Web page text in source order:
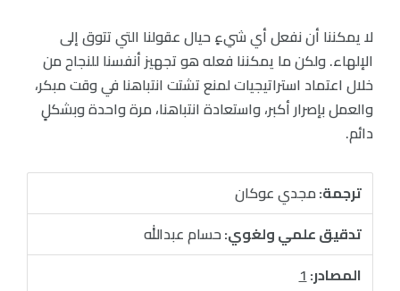
لا يمكننا أن نفعل أي شيءٍ حيال عقولنا التي تتوق إلى
الإلهاء. ولكن ما يمكننا فعله هو تجهيز أنفسنا للنجاح من
خلال اعتماد استراتيجيات لمنع تشتت انتباهنا في وقت مبكر،
والعمل بإصرار أكبر، واستعادة انتباهنا، مرة واحدة وبشكلٍ
دائم.
ترجمة:مجدي عوكان
تدقيق علمي ولغوي:حسام عبدالله
المصادر:1